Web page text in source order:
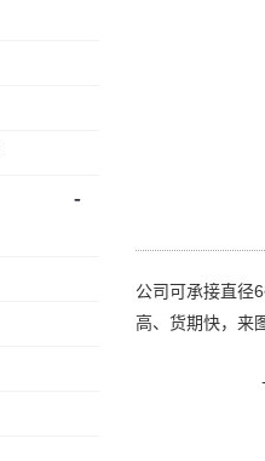
公司可承接直径
高、货期快，来
-